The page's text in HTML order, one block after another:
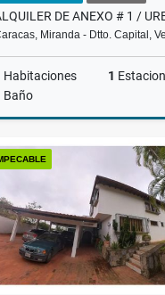
Miranda - Dtto. Capital,
Habitaciones 1
Baño